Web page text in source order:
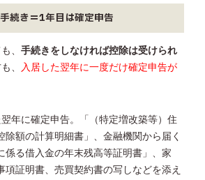
続き＝1年目は確定申告
、 手続きをしなければ控除は受けられ
、
入居した翌年に一度だけ確定申告が
年に確定申告。「（特定増改築等）住
除額の計算明細書」、金融機関から届く
係る借入金の年末残高等証明書」、家
項証明書、売買契約書の写しなどを添え